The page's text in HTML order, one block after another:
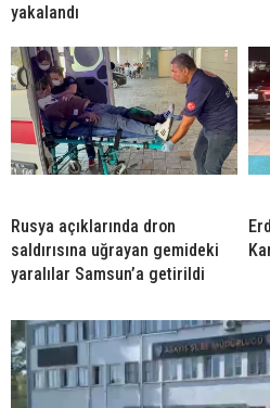
yakalandı
Rusya açıklarında dron
saldırısına uğrayan gemideki
yaralılar Samsun’a getirildi